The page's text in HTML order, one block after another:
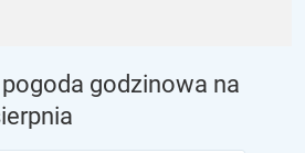
godzinowa na